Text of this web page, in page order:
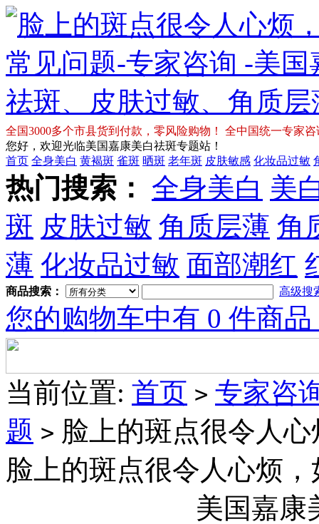
全国3000多个市县货到付款，零风险购物！ 全中国统一专家咨
您好，欢迎光临美国嘉康美白祛斑专题站！
首页 全身美白 黄褐斑 雀斑 晒斑 老年斑 皮肤敏感 化妆品过敏
热门搜索： 全身美白 美
斑 皮肤过敏 角质层薄 角
薄 化妆品过敏 面部潮红
商品搜索： 高级搜
您的购物车中有 0 件商
当前位置: 首页 > 专家咨
题 > 脸上的斑点很令人
脸上的斑点很令人心烦
美国嘉康